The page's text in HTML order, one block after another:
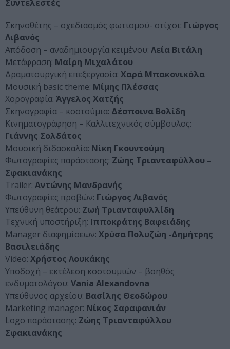
Συντελεστές
Σκηνοθέτης – σχεδιασμός φωτισμού- στίχοι: Γιώργος
Λιβανός
Απόδοση – αναδημιουργία κειμένου: Λεία Βιτάλη
Μετάφραση: Μαίρη Μιχαλάτου
Δραματουργική επεξεργασία: Χαρά Μπακονικόλα
Μουσική basic theme: Μίμης Πλέσσας
Χορογραφία: Άγγελος Χατζής
Σκηνογραφία – κοστούμια: Δέσποινα Βολίδη
Κινηματογράφηση – Καλλιτεχνικός σύμβουλος:
Γιάννης Σολδάτος
Μουσική διδασκαλία: Νίκη Γκουντούμη
Φωτογραφίες παράστασης: Zώης Τριανταφύλλου –
Σφακιανάκης
Trailer: Αντώνης Μανδρανής
Φωτογραφίες προβών: Γιώργος Λιβανός
Υπεύθυνη θεάτρου: Ζωή Τριανταφυλλίδη
Τεχνική υποστήριξη: Ιπποκράτης Βαφειάδης
Μanager διαφημίσεων: Χρύσα Πολυζώη -Δημήτρης
Βασιλειάδης
Video: Χρήστος Λουκάκης
Υποδοχή – εκτέλεση κοστουμιών – βοηθός
ενδυματολόγου: Vania Alexandovna
Υπεύθυνος αρχείου: Βασίλης Θεοδώρου
Μarketing manager: Νίκος Σαραφανιάν
Logo παράστασης: Ζώης Τριανταφύλλου
Σφακιανάκης